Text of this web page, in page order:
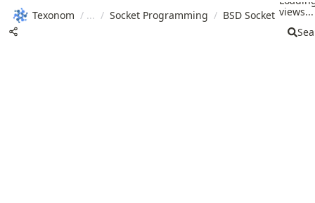
Texonom / / Socket Programming / BSD Socket views...